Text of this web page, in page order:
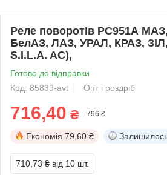
Реле поворотів РС951А
БелАЗ, ЛАЗ, УРАЛ, КРАЗ,
S.I.L.A. AC),
Готово до відправки
Код: 85839-avt
Опт і роздріб
716,40 ₴ 796 ₴
Економія 79.60 ₴
710,73 ₴ від 10 шт.